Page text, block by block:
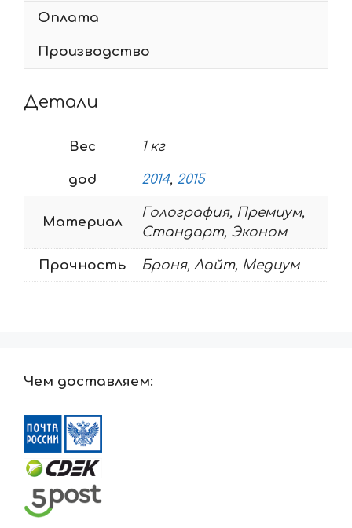
450
2014-
Оплата
Производство
Детали
Вес 1 кг
god 2014, 2015
Материал
Голография, Премиум,
Стандарт, Эконом
Прочность Броня, Лайт, Медиум
Чем доставляем: